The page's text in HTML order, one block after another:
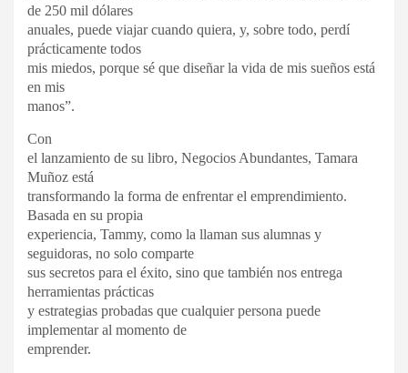
de 250 mil dólares
anuales, puede viajar cuando quiera, y, sobre todo, perdí
prácticamente todos
mis miedos, porque sé que diseñar la vida de mis sueños está
en mis
manos”.
Con
el lanzamiento de su libro, Negocios Abundantes, Tamara
Muñoz está
transformando la forma de enfrentar el emprendimiento.
Basada en su propia
experiencia, Tammy, como la llaman sus alumnas y
seguidoras, no solo comparte
sus secretos para el éxito, sino que también nos entrega
herramientas prácticas
y estrategias probadas que cualquier persona puede
implementar al momento de
emprender.